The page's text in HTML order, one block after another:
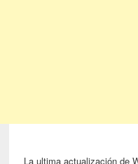
La ultima actualización de